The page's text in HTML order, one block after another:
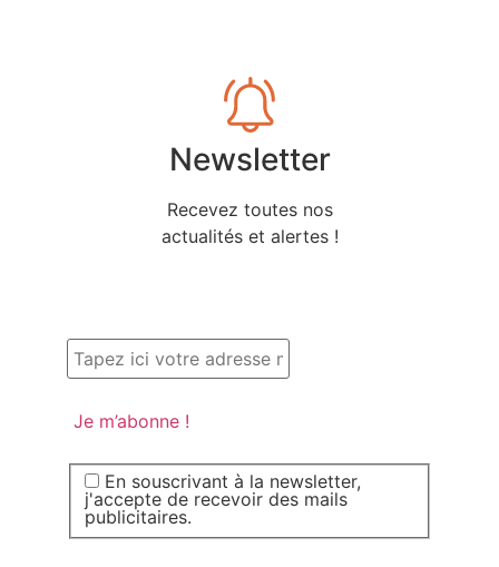
Newsletter
Recevez toutes nos
actualités et alertes !
En souscrivant à la newsletter,
j'accepte de recevoir des mails
publicitaires.